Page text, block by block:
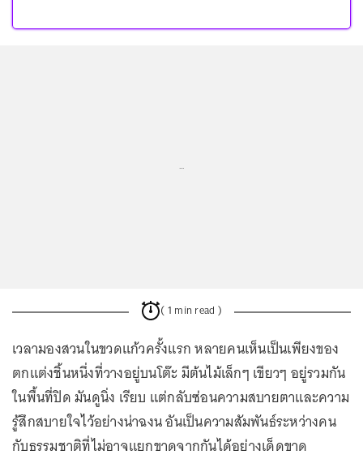
...
( 1 min read )
เวลามองสวนในขวดแก้วครั้งแรก หลายคนเห็นเป็นเพียงของ
ตกแต่งชิ้นหนึ่งที่วางอยู่บนโต๊ะ มีต้นไม้เล็กๆ เขียวๆ อยู่รวมกัน
ในพื้นที่ปิด มันดูนิ่ง เรียบ แต่กลับซ่อนความสบายตาและความ
รู้สึกสบายใจไว้อย่างน่าฉงน อันเป็นความสัมพันธ์ระหว่างคน
กับธรรมชาติที่ไม่อาจแยกขาดจากกันได้อย่างเด็ดขาด